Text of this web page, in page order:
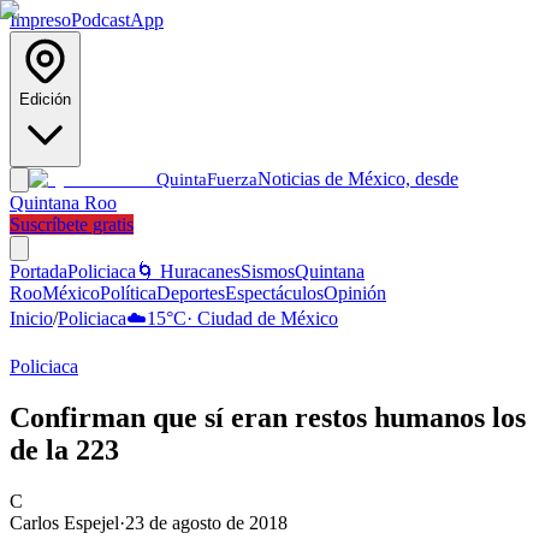
ImpresoPodcastApp
Edición
QuintaFuerzaNoticias de México, desde
Quintana Roo
Suscríbete gratis
PortadaPoliciaca 🌀 HuracanesSismosQuintana
RooMéxicoPolíticaDeportesEspectáculosOpinión
Inicio/Policiaca☁️15°C· Ciudad de México
Policiaca
Confirman que sí eran restos humanos los
de la 223
C
Carlos Espejel·23 de agosto de 2018